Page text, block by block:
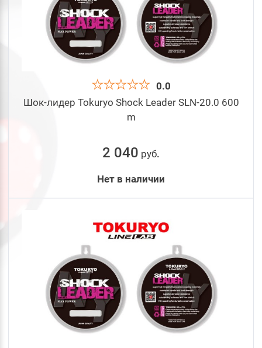
0.0
Шок-лидер Tokuryo Shock Leader SLN-20.0 600
m
2 040 руб.
Нет в наличии